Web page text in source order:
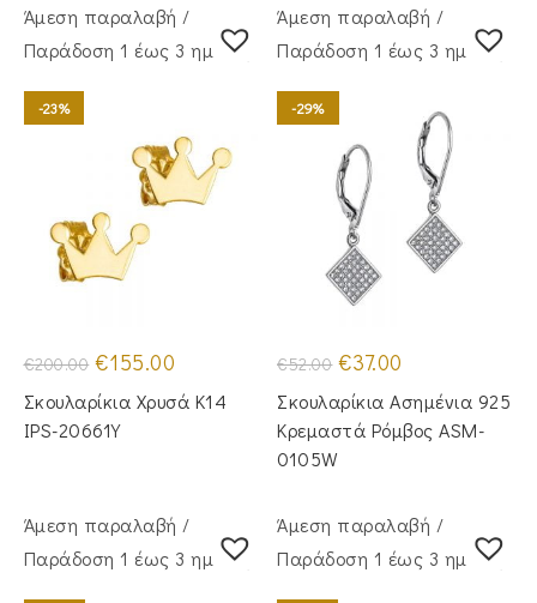
Άμεση παραλαβή /
Παράδoση 1 έως 3 ημέρες
-23%
€200.00 Original
price
was:
€200.00.
€155.00
τιμή
είναι:
Σκουλαρίκια Χρυσά Κ14
IPS-20661Y
Άμεση παραλαβή /
Παράδoση 1 έως 3 ημέρες
-29%
€52.00 Original
price
was:
€52.00.
€37.00
είναι:
€37.00.
Σκουλαρίκια Ασημένια 925
Κρεμαστά Ρόμβος ASM-
0105W
Άμεση παραλαβή /
Παράδoση 1 έως 3 ημέρες
Άμεση παραλαβή /
Παράδoση 1 έως 3 ημέρες